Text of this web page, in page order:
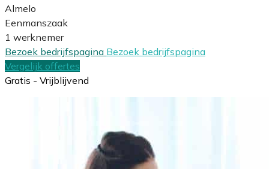
Almelo
Eenmanszaak
1 werknemer
Bezoek bedrijfspagina Bezoek bedrijfspagina
Vergelijk offertes
Gratis - Vrijblijvend